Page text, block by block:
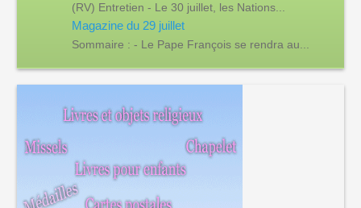
(RV) Entretien - Le 30 juillet, les Nations...
Magazine du 29 juillet
Sommaire : - Le Pape François se rendra au...